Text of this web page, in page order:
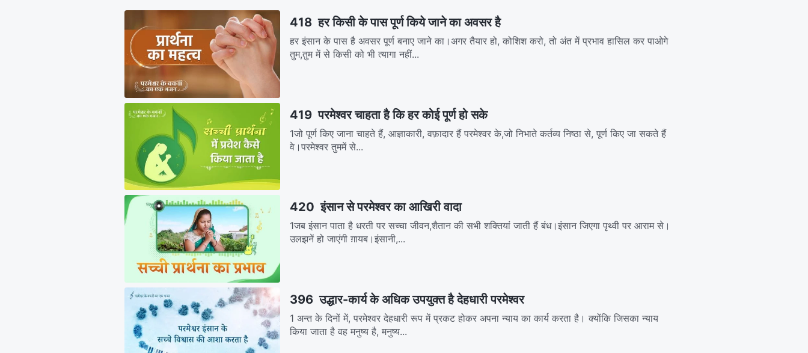
418 हर किसी के पास पूर्ण किये जाने का अवसर है
हर इंसान के पास है अवसर पूर्ण बनाए जाने का।अगर तैयार हो, कोशिश करो, तो अंत में प्रभाव हासिल कर पाओगे
तुम,तुम में से किसी को भी त्यागा नहीं...
419 परमेश्वर चाहता है कि हर कोई पूर्ण हो सके
1जो पूर्ण किए जाना चाहते हैं, आज्ञाकारी, वफ़ादार हैं परमेश्वर के,जो निभाते कर्तव्य निष्ठा से, पूर्ण किए जा सकते हैं
वे।परमेश्वर तुममें से...
420 इंसान से परमेश्वर का आखिरी वादा
1जब इंसान पाता है धरती पर सच्चा जीवन,शैतान की सभी शक्तियां जाती हैं बंध।इंसान जिएगा पृथ्वी पर आराम से।
उलझनें हो जाएंगी ग़ायब।इंसानी,...
396 उद्धार-कार्य के अधिक उपयुक्त है देहधारी परमेश्वर
1 अन्त के दिनों में, परमेश्वर देहधारी रूप में प्रकट होकर अपना न्याय का कार्य करता है। क्योंकि जिसका न्याय
किया जाता है वह मनुष्य है, मनुष्य...